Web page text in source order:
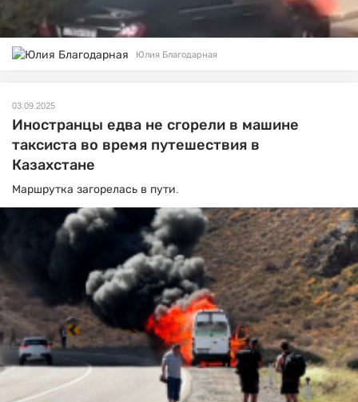
Юлия Благодарная
03.09.2025
Иностранцы едва не сгорели в машине
таксиста во время путешествия в
Казахстане
Маршрутка загорелась в пути.